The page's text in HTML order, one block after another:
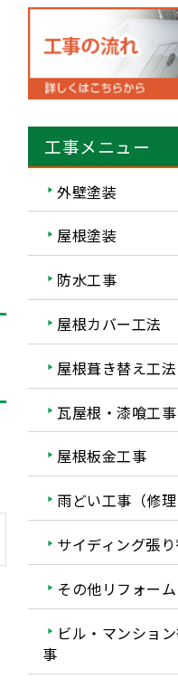
工事メニュー
外壁塗装
屋根塗装
防水工事
屋根カバー工法
屋根葺き替え工法
瓦屋根・漆喰工事
屋根板金工事
雨どい工事（修理
サイディング張
その他リフォーム
ビル・マンショ
事